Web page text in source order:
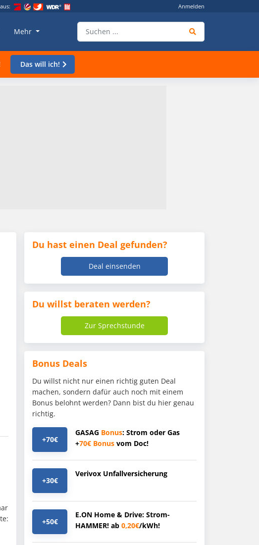
Anmelden
Mehr
Das will ich!
Du hast einen Deal gefunden?
Deal einsenden
Du willst beraten werden?
Zur Sprechstunde
Bonus Deals
Du willst nicht nur einen richtig guten Deal
machen, sondern dafür auch noch mit einem
Bonus belohnt werden? Dann bist du hier genau
richtig.
+70€
GASAG Bonus: Strom oder Gas
+70€ Bonus vom Doc!
+30€
Verivox Unfallversicherung
+50€
E.ON Home & Drive: Strom-
HAMMER! ab 0,20€/kWh!